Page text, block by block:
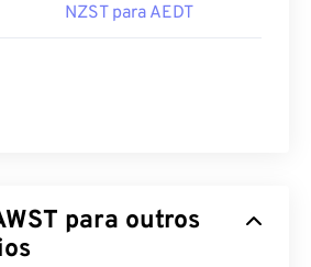
NZST para AEDT
para outros